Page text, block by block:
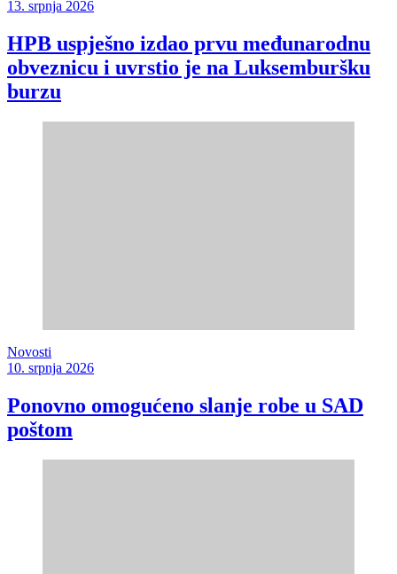
13. srpnja 2026
HPB uspješno izdao prvu međunarodnu
obveznicu i uvrstio je na Luksemburšku
burzu
Novosti
10. srpnja 2026
Ponovno omogućeno slanje robe u SAD
poštom